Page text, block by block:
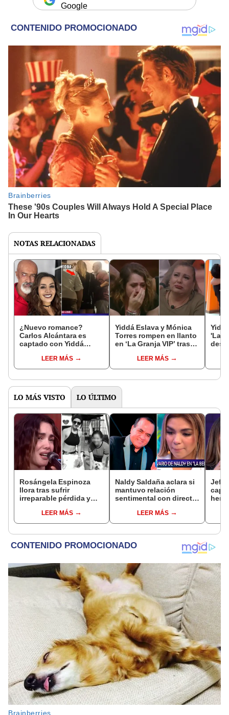
Google
NOTAS RELACIONADAS
¿Nuevo romance?
Carlos Alcántara es
captado con Yiddá
ser relacionado con
jóvenes mujeres
LEER MÁS
Yiddá Eslava y Mónica
Torres rompen en llanto
en ‘La Granja VIP’ tras
fallecimiento de Manolo
Rojas
LEER MÁS
'La
LO MÁS VISTO LO ÚLTIMO
Rosángela Espinoza
llora tras sufrir
irreparable pérdida y
mensaje: "Descansa en
paz, mi bebé"
LEER MÁS
Naldy Saldaña aclara si
mantuvo relación
sentimental con director
denunciarlo por
tocamientos: “Me
LEER MÁS